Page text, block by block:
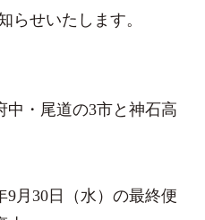
らせいたします。
中・尾道の3市と神石高
9月30日（水）の最終便